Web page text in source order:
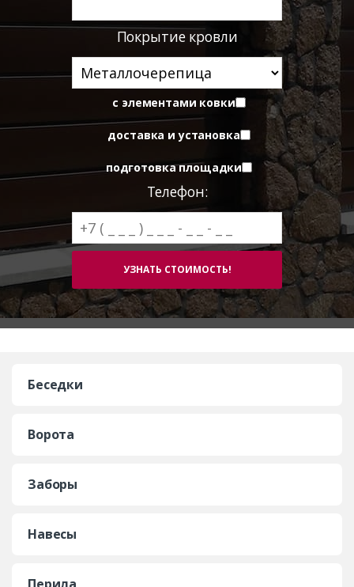
Покрытие кровли
с элементами ковки
доставка и установка
подготовка площадки
Телефон:
Беседки
Ворота
Заборы
Навесы